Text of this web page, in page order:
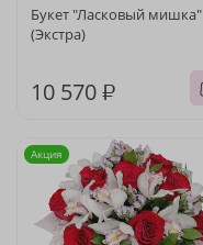
Букет "Ласковый мишка"
(Экстра)
10 570 ₽
Акция